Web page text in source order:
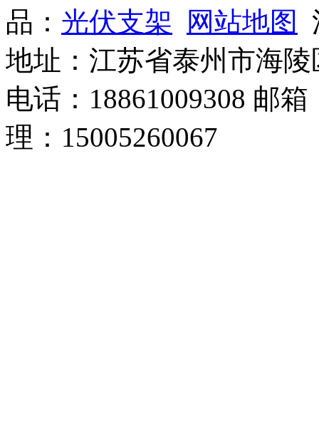
品： 光伏支架 网站地图
地址：江苏省泰州市海
电话：18861009308 邮
理：15005260067